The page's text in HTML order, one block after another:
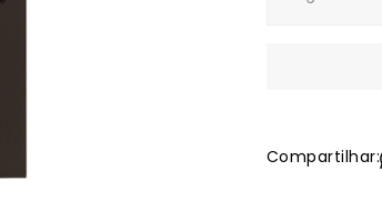
Compartilhar: